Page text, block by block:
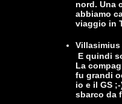
nord. Una
abbiamo
viaggio in
Villasimius
E quindi
La
fu grandi
io e il GS
sbarco da